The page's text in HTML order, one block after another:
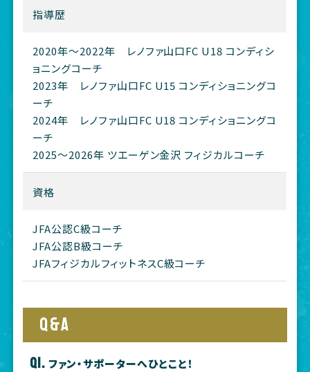
指導歴
2020年〜2022年 レノファ山口FC U18 コンディシ
ョニングコーチ
2023年 レノファ山口FC U15 コンディショニングコ
ーチ
2024年 レノファ山口FC U18 コンディショニングコ
ーチ
2025〜2026年 ツエーゲン金沢 フィジカルコーチ
資格
JFA公認C級コーチ
JFA公認B級コーチ
JFAフィジカルフィットネスC級コーチ
Q&A
ファン・サポーターへひとこと！